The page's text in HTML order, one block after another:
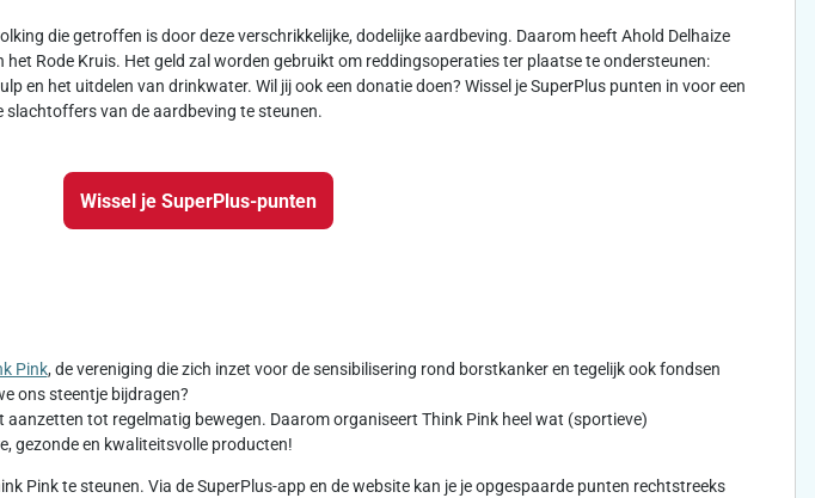
die getroffen is door deze verschrikkelijke, dodelijke aardbeving. Daarom heeft Ahold Delhaize
Rode Kruis. Het geld zal worden gebruikt om reddingsoperaties ter plaatse te ondersteunen:
en het uitdelen van drinkwater. Wil jij ook een donatie doen? Wissel je SuperPlus punten in voor een
slachtoffers van de aardbeving te steunen.
Wissel je SuperPlus-punten
Pink, de vereniging die zich inzet voor de sensibilisering rond borstkanker en tegelijk ook fondsen
ons steentje bijdragen?
tot regelmatig bewegen. Daarom organiseert Think Pink heel wat (sportieve)
gezonde en kwaliteitsvolle producten!
Pink te steunen. Via de SuperPlus-app en de website kan je je opgespaarde punten rechtstreeks